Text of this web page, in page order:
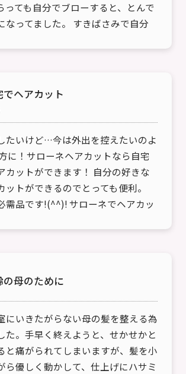
っても自分でブローすると、とんで
なってました。 すきばさみで自分
でヘアカット
たいけど…今は外出を控えたいのよ
に！サローネヘアカットなら自宅
カットができます！ 自分の好きな
ットができるのでとっても便利。
需品です!(^^)! サローネでヘアカッ
の母のために
にいきたがらない母の髪を整える為
た。手早く終えようと、せかせかと
と痛がられてしまいますが、髪を小
ら優しく動かして、仕上げにハサミ